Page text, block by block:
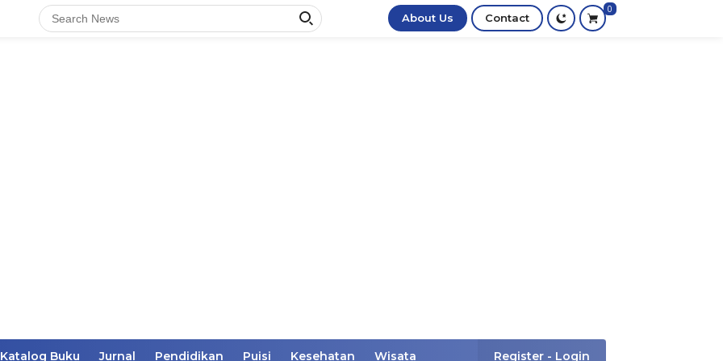
About Us Contact
0
Katalog Buku Jurnal Pendidikan Puisi Kesehatan Wisata Register - Login